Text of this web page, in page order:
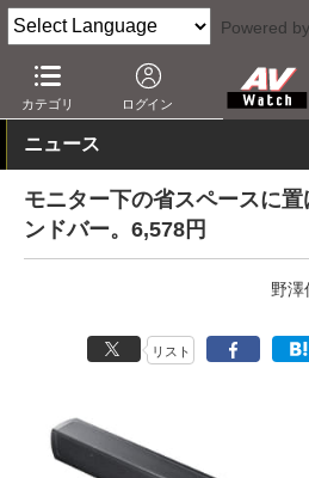
Powered by
カテゴリ ログイン
AV Watch 製品 サウンドバー そ
ニュース
モニター下の省スペースに
ンドバー。6,578円
野澤
リスト